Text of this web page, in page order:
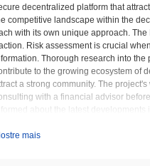
decentralized platform that
competitive landscape within the
with its own unique approach.
Risk assessment is crucial
Thorough research into
to the growing ecosystem of
a strong community. The project's
with a financial advisor
about the latest developments
deliver a functional and valuable
mais